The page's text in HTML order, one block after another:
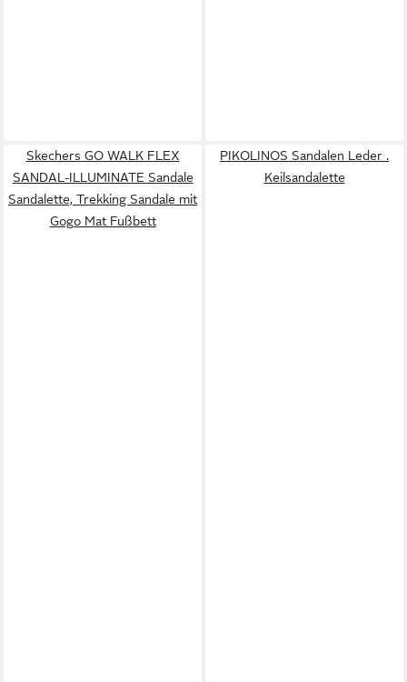
Skechers GO WALK FLEX
SANDAL-ILLUMINATE Sandale
Sandalette, Trekking Sandale mit
Gogo Mat Fußbett
PIKOLINOS Sandalen Leder .
Keilsandalette